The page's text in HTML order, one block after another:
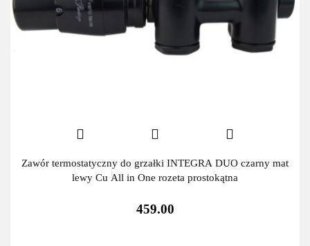
Zawór termostatyczny do grzałki INTEGRA DUO czarny mat
lewy Cu All in One rozeta prostokątna
459.00